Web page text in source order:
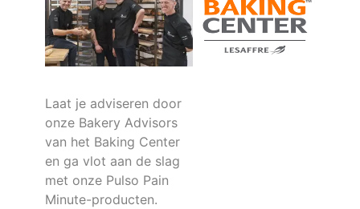
Laat je adviseren door
onze Bakery Advisors
van het Baking Center
en ga vlot aan de slag
met onze Pulso Pain
Minute-producten.